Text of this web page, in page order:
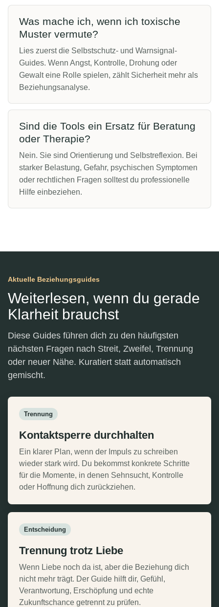
Was mache ich, wenn ich toxische
Muster vermute?
Lies zuerst die Selbstschutz- und Warnsignal-
Guides. Wenn Angst, Kontrolle, Drohung oder
Gewalt eine Rolle spielen, zählt Sicherheit mehr als
Beziehungsanalyse.
Sind die Tools ein Ersatz für Beratung
oder Therapie?
Nein. Sie sind Orientierung und Selbstreflexion. Bei
starker Belastung, Gefahr, psychischen Symptomen
oder rechtlichen Fragen solltest du professionelle
Hilfe einbeziehen.
Aktuelle Beziehungsguides
Weiterlesen, wenn du gerade
Klarheit brauchst
Diese Guides führen dich zu den häufigsten
nächsten Fragen nach Streit, Zweifel, Trennung
oder neuer Nähe. Kuratiert statt automatisch
gemischt.
Trennung
Kontaktsperre durchhalten
Ein klarer Plan, wenn der Impuls zu schreiben
wieder stark wird. Du bekommst konkrete Schritte
für die Momente, in denen Sehnsucht, Kontrolle
oder Hoffnung dich zurückziehen.
Entscheidung
Trennung trotz Liebe
Wenn Liebe noch da ist, aber die Beziehung dich
nicht mehr trägt. Der Guide hilft dir, Gefühl,
Verantwortung, Erschöpfung und echte
Zukunftschance getrennt zu prüfen.